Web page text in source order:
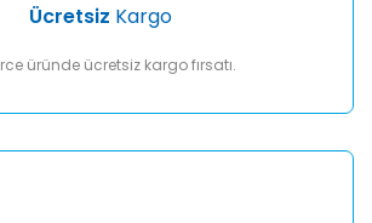
Ücretsiz Kargo
üründe ücretsiz kargo fırsatı.